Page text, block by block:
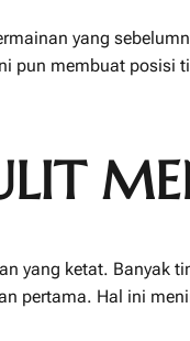
yang
membuat
yang ketat.
pertama. Hal ini